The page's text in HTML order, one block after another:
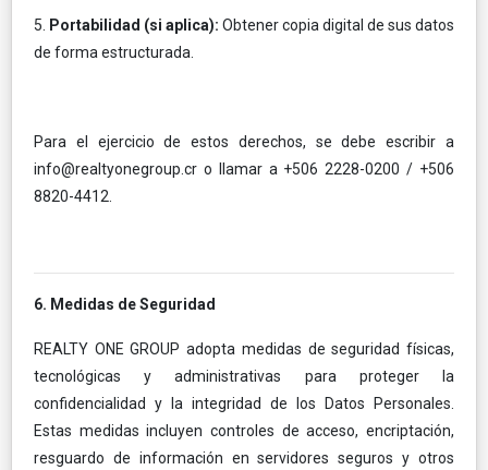
5. Portabilidad (si aplica): Obtener copia digital de sus datos
de forma estructurada.
Para el ejercicio de estos derechos, se debe escribir a
info@realtyonegroup.cr o llamar a +506 2228-0200 / +506
8820-4412.
6. Medidas de Seguridad
REALTY ONE GROUP adopta medidas de seguridad físicas,
tecnológicas y administrativas para proteger la
confidencialidad y la integridad de los Datos Personales.
Estas medidas incluyen controles de acceso, encriptación,
resguardo de información en servidores seguros y otros